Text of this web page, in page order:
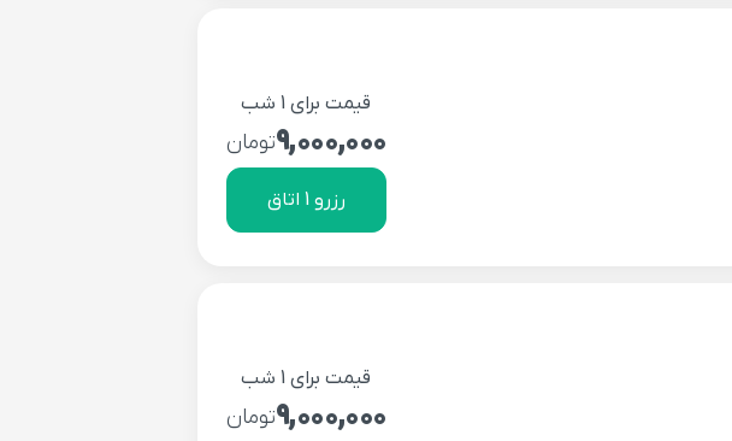
قیمت برای 1 شب
9,000,000تومان
رزرو 1 اتاق
قیمت برای 1 شب
9,000,000تومان